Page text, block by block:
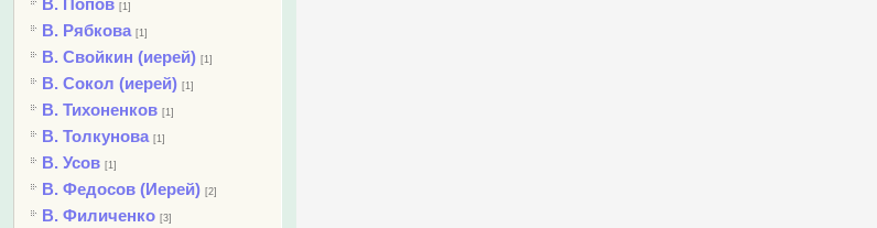
[1]
В. Рябкова [1]
В. Свойкин (иерей) [1]
В. Сокол (иерей) [1]
В. Тихоненков [1]
В. Толкунова [1]
В. Усов [1]
В. Федосов (Иерей) [2]
В. Филиченко [3]